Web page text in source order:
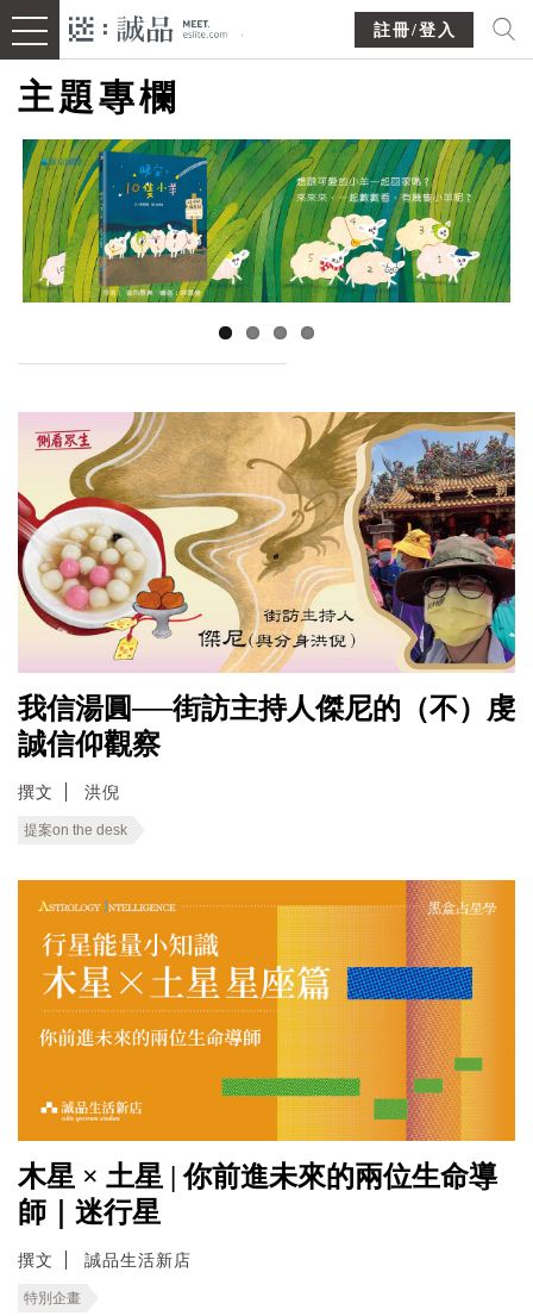
註冊/登入
主題專欄
我信湯圓──街訪主持人傑尼的（不）虔
誠信仰觀察
撰文 洪倪
提案on the desk
木星 × 土星 | 你前進未來的兩位生命導
師｜迷行星
撰文 誠品生活新店
特別企畫